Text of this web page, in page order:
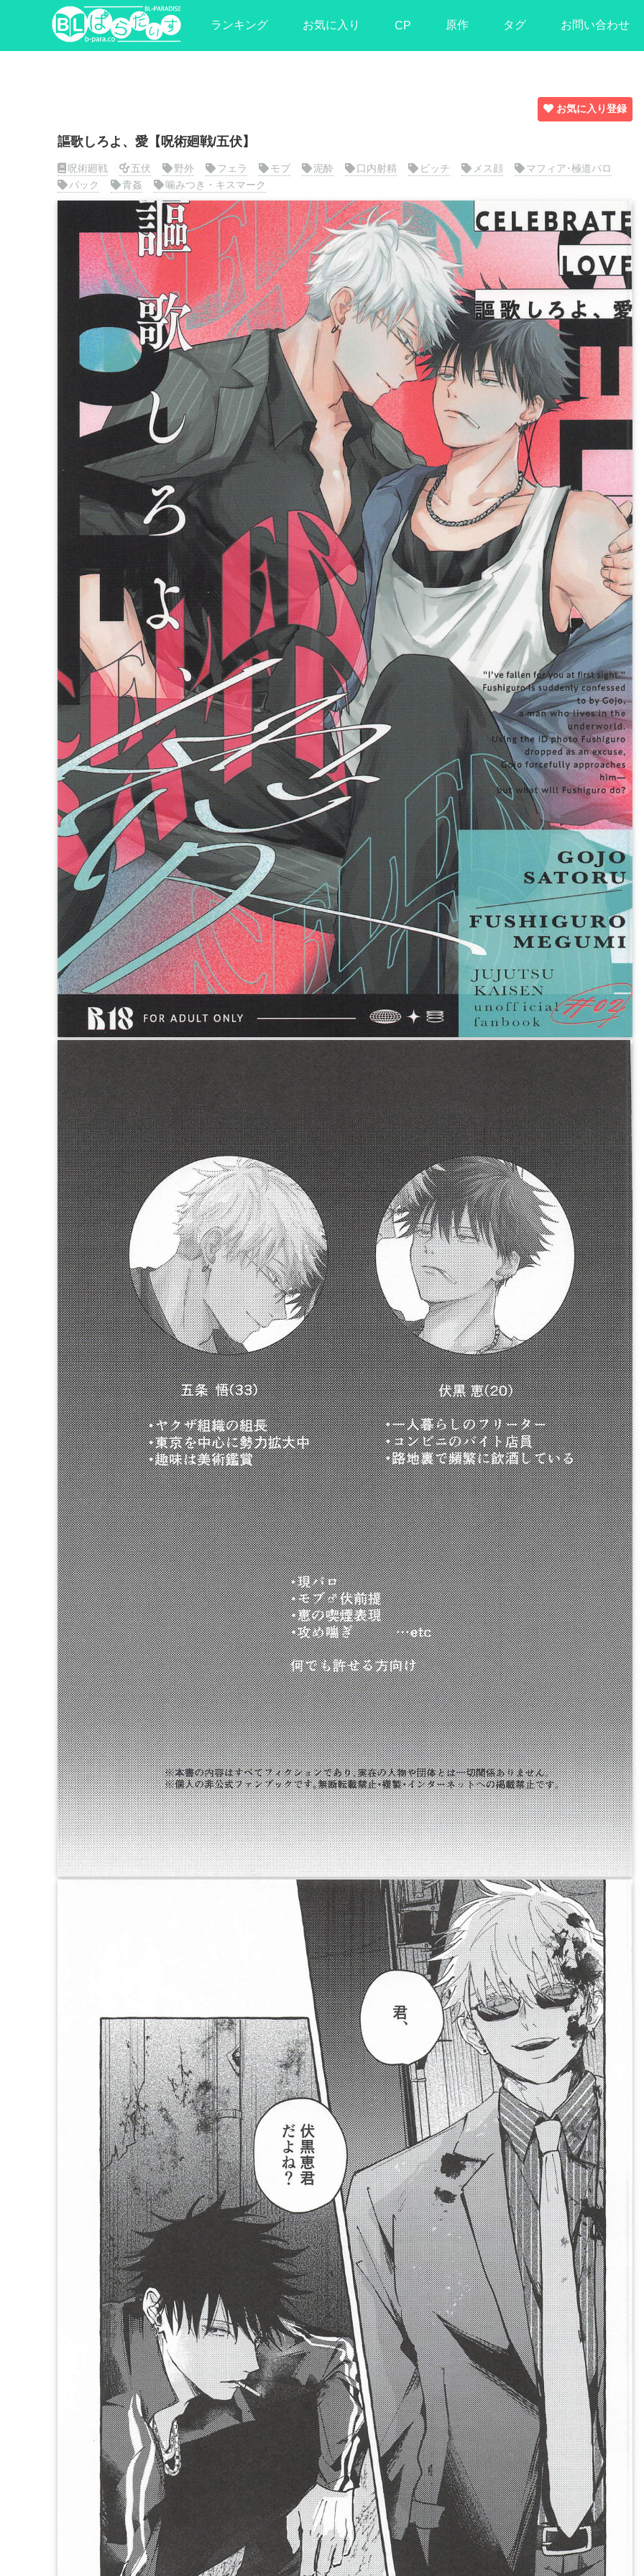
ランキング お気に入り CP 原作 タグ お問い合わせ
お気に入り登録
謳歌しろよ、愛【呪術廻戦/五伏】
呪術廻戦 五伏 野外 フェラ モブ 泥酔 口内射精 ビッチ メス顔
マフィア･極道パロ
バック
青姦 噛みつき・キスマーク